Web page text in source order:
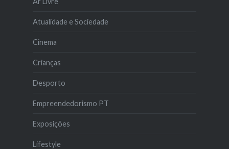
Atualidade e Sociedade
Cinema
Crianças
Desporto
Empreendedorismo PT
Exposições
Lifestyle